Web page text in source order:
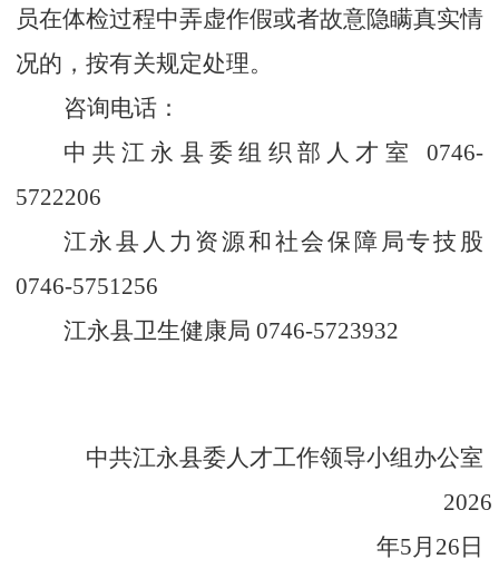
员在体检过程中弄虚作假或者故意隐瞒真实情
况的，按有关规定处理。
咨询电话：
中共江永县委组织部人才室
0746-
5722206
江永县人力资源和社会保障局专技股
0746-5751256
江永县卫生健康局 0746-5723932
中共江永县委人才工作领导小组办公室
2026
年5月 26 日